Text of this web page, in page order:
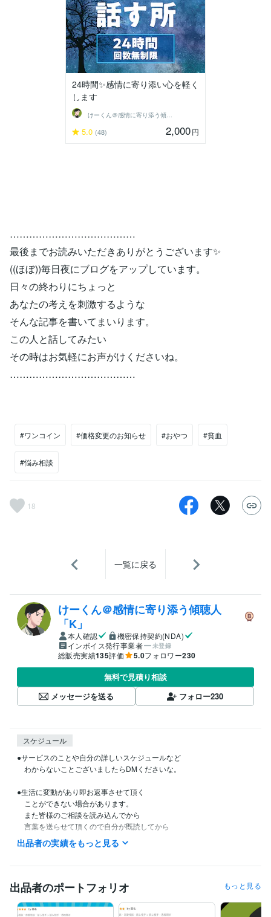
24時間✨感情に寄り添い心を軽く
します
けーくん＠感情に寄り添う傾聴人「K」
5.0 (48) 2,000円
…………………………………
最後までお読みいただきありがとうございます✨
((ほぼ))毎日夜にブログをアップしています。
日々の終わりにちょっと
あなたの考えを刺激するような
そんな記事を書いてまいります。
この人と話してみたい
その時はお気軽にお声がけくださいね。
…………………………………
#ワンコイン #価格変更のお知らせ #おやつ #貧血
#悩み相談
18
一覧に戻る
けーくん＠感情に寄り添う傾聴人
「K」
本人確認
機密保持契約(NDA)
インボイス発行事業者
未登録
総販売実績135評価 5.0フォロワー230
無料で見積り相談
メッセージを送る
フォロー230
スケジュール
●サービスのことや自分の詳しいスケジュールなど
わからないことございましたらDMくださいな。
●生活に変動があり即お返事させて頂く
ことができない場合があります。
また皆様のご相談を読み込んでから
言葉を送らせて頂くので自分が既読してから
返信までお時間頂く場合もありますことをご了承ください。
「K」の相談室をはじめました、これから沢山お話ししま賞 おひねり
嬉しいで賞及び感謝で賞同時受賞
2ヶ月くらい退職などのドタバタで
したで賞
出品者の実績をもっと見る
出品者のポートフォリオ もっと見る